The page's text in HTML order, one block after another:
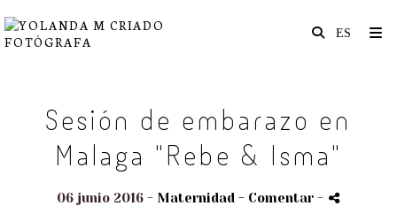
Sesión de embarazo en
Malaga "Rebe & Isma"
06 junio 2016 - Maternidad - Comentar -